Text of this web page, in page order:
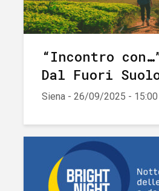
“Incontro
Dal Fuori
Siena - 26/09/2025 - 15:00